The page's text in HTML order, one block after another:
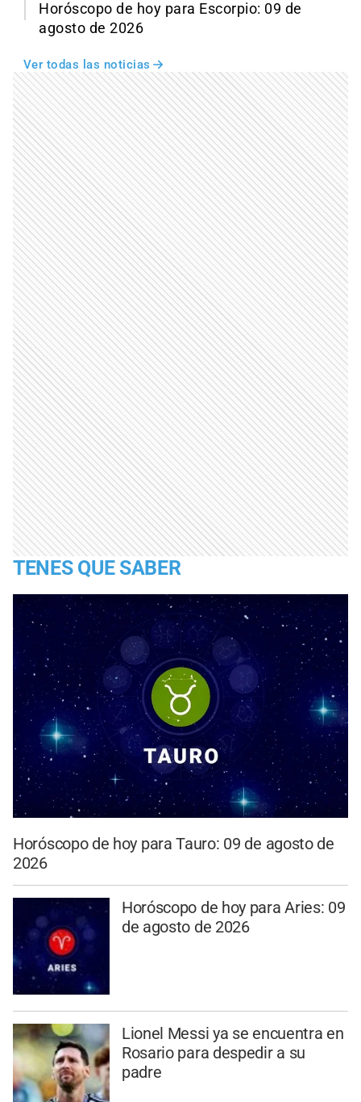
Horóscopo de hoy para Escorpio: 09 de
agosto de 2026
Ver todas las noticias
TENES QUE SABER
Horóscopo de hoy para Tauro: 09 de agosto de
2026
Horóscopo de hoy para Aries: 09
de agosto de 2026
Lionel Messi ya se encuentra en
Rosario para despedir a su
padre